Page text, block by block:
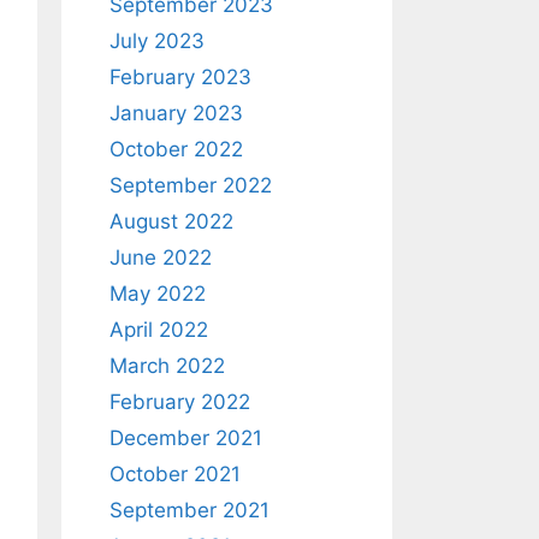
July 2023
February 2023
January 2023
October 2022
September 2022
August 2022
June 2022
May 2022
April 2022
March 2022
February 2022
December 2021
October 2021
September 2021